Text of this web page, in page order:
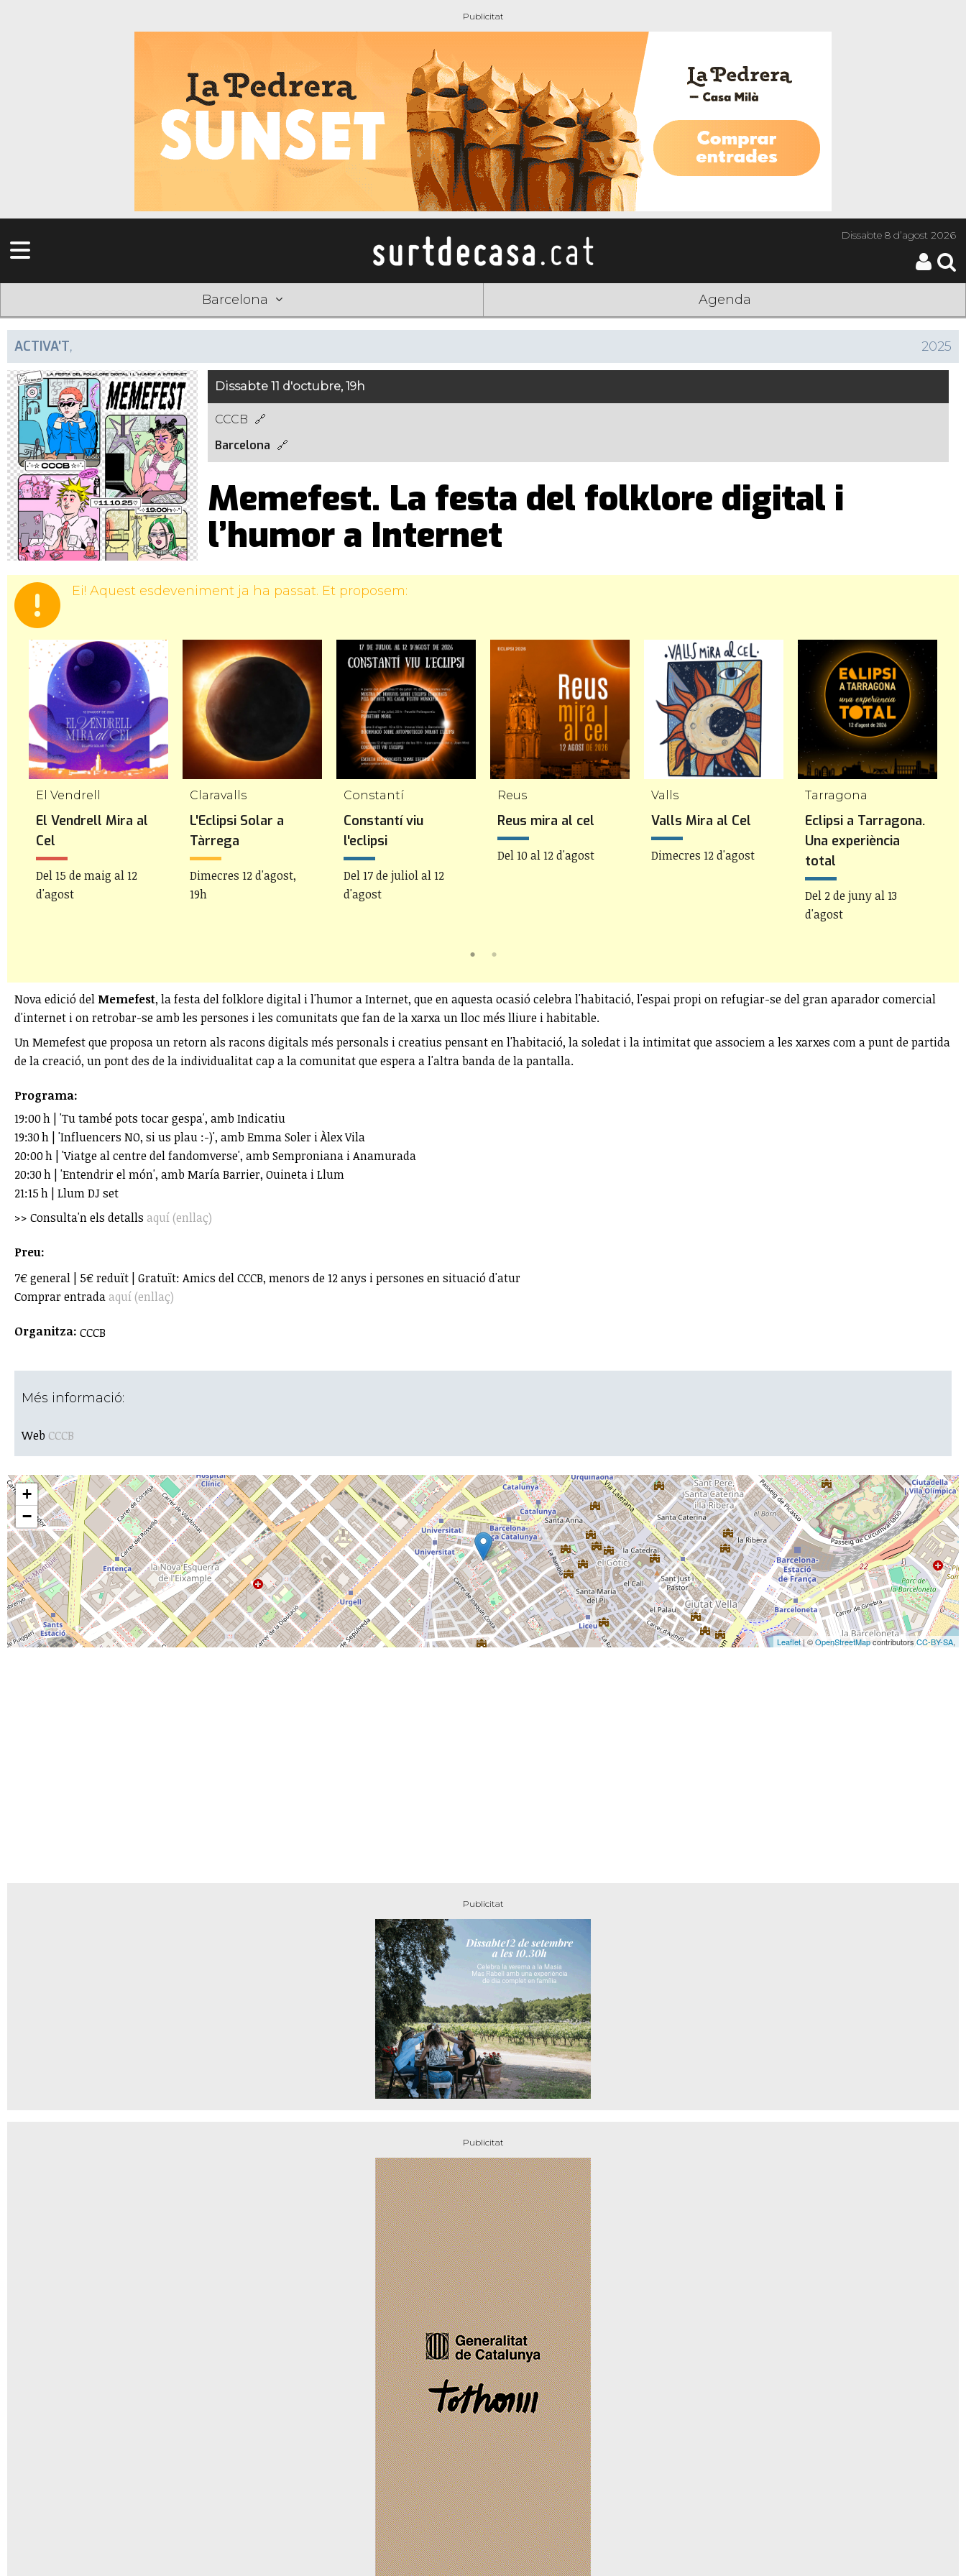
Dissabte8 d’agost 2026
Barcelona Agenda
ACTIVA'T, 2025
Dissabte 11 d'octubre, 19h
CCCB
Barcelona
Memefest. La festa del folklore digital i
l’humor a Internet
Ei! Aquest esdeveniment ja ha passat. Et proposem:
El Vendrell
El Vendrell Mira al
Cel
Del 15 de maig al 12
d'agost
Claravalls
L'Eclipsi Solar a
Tàrrega
Dimecres 12 d'agost,
19h
Constantí
Constantí viu
l'eclipsi
Del 17 de juliol al 12
d'agost
Reus
Reus mira al cel
Del 10 al 12 d'agost
Valls
Valls Mira al Cel
Dimecres 12 d'agost
Tarragona
Eclipsi a Tarragona.
Una experiència
total
Del 2 de juny al 13
d'agost
Nova edició del Memefest, la festa del folklore digital i l'humor a Internet, que en aquesta ocasió celebra l'habitació, l'espai propi on refugiar-se del gran aparador comercial
d'internet i on retrobar-se amb les persones i les comunitats que fan de la xarxa un lloc més lliure i habitable.
Un Memefest que proposa un retorn als racons digitals més personals i creatius pensant en l'habitació, la soledat i la intimitat que associem a les xarxes com a punt de partida
de la creació, un pont des de la individualitat cap a la comunitat que espera a l'altra banda de la pantalla.
Programa:
19:00 h | 'Tu també pots tocar gespa', amb Indicatiu
19:30 h | 'Influencers NO, si us plau :-)', amb Emma Soler i Àlex Vila
20:00 h | 'Viatge al centre del fandomverse', amb Semproniana i Anamurada
20:30 h | 'Entendrir el món', amb María Barrier, Ouineta i Llum
21:15 h | Llum DJ set
>> Consulta'n els detalls aquí (enllaç)
Preu:
7€ general | 5€ reduït | Gratuït: Amics del CCCB, menors de 12 anys i persones en situació d'atur
Comprar entrada aquí (enllaç)
Organitza: CCCB
Més informació:
Web CCCB
+
−
Leaflet| ©OpenStreetMapcontributorsCC-BY-SA,